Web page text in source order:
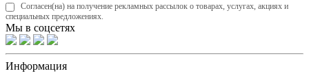
Согласен(на) на получение рекламных рассылок о товарах, услугах, акциях и
специальных предложениях.
Мы в соцсетях
Информация